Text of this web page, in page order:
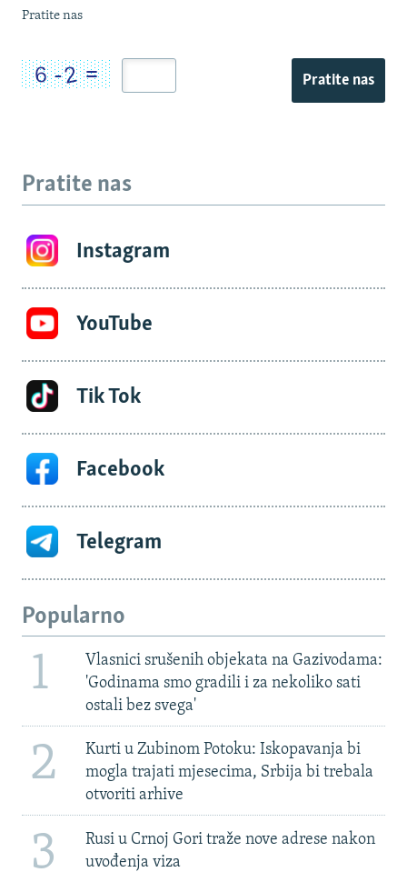
Pratite nas
Pratite nas
Pratite nas
Instagram
YouTube
Tik Tok
Facebook
Telegram
Popularno
1
Vlasnici srušenih objekata na Gazivodama:
'Godinama smo gradili i za nekoliko sati
ostali bez svega'
2
Kurti u Zubinom Potoku: Iskopavanja bi
mogla trajati mjesecima, Srbija bi trebala
otvoriti arhive
3
Rusi u Crnoj Gori traže nove adrese nakon
uvođenja viza